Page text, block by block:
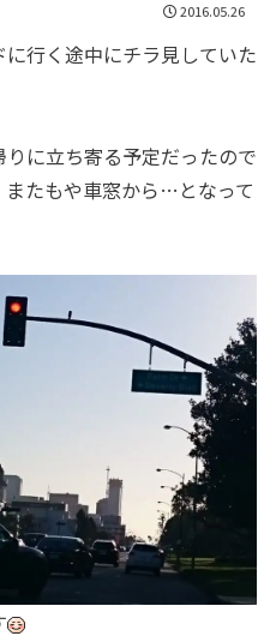
2016.05.26
行く途中にチラ見していた
に立ち寄る予定だったので
たもや車窓から…となって